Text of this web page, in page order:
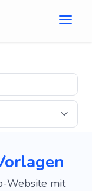
Website mit